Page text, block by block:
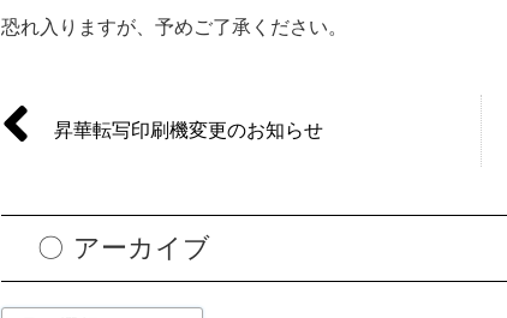
恐れ入りますが、予めご了承ください。
昇華転写印刷機変更のお知らせ
アーカイブ